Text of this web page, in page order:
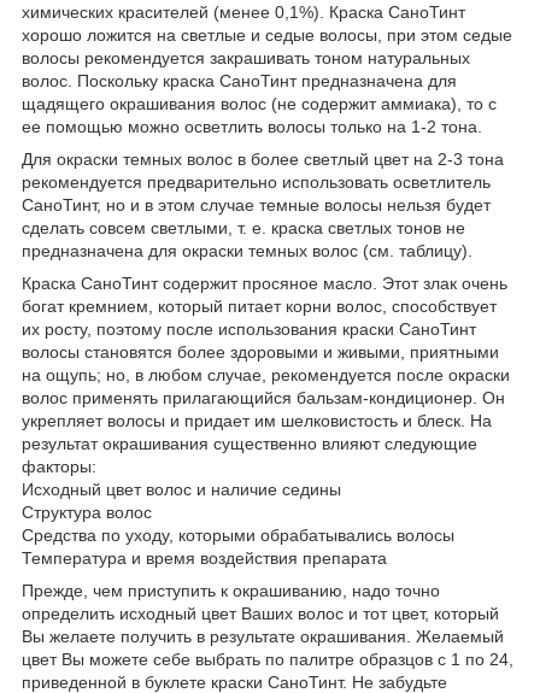
химических красителей (менее 0,1%). Краска СаноТинт
хорошо ложится на светлые и седые волосы, при этом седые
волосы рекомендуется закрашивать тоном натуральных
волос. Поскольку краска СаноТинт предназначена для
щадящего окрашивания волос (не содержит аммиака), то с
ее помощью можно осветлить волосы только на 1-2 тона.
Для окраски темных волос в более светлый цвет на 2-3 тона
рекомендуется предварительно использовать осветлитель
СаноТинт, но и в этом случае темные волосы нельзя будет
сделать совсем светлыми, т. е. краска светлых тонов не
предназначена для окраски темных волос (см. таблицу).
Краска СаноТинт содержит просяное масло. Этот злак очень
богат кремнием, который питает корни волос, способствует
их росту, поэтому после использования краски СаноТинт
волосы становятся более здоровыми и живыми, приятными
на ощупь; но, в любом случае, рекомендуется после окраски
волос применять прилагающийся бальзам-кондиционер. Он
укрепляет волосы и придает им шелковистость и блеск. На
результат окрашивания существенно влияют следующие
факторы:
Исходный цвет волос и наличие седины
Структура волос
Средства по уходу, которыми обрабатывались волосы
Температура и время воздействия препарата
Прежде, чем приступить к окрашиванию, надо точно
определить исходный цвет Ваших волос и тот цвет, который
Вы желаете получить в результате окрашивания. Желаемый
цвет Вы можете себе выбрать по палитре образцов с 1 по 24,
приведенной в буклете краски СаноТинт. Не забудьте